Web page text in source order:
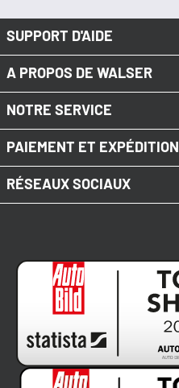
SUPPORT D'AIDE
A PROPOS DE WALSER
NOTRE SERVICE
PAIEMENT ET EXPÉDITION
RÉSEAUX SOCIAUX